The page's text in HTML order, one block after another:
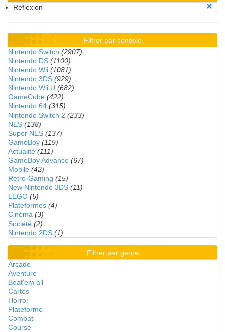
Réflexion
Filtrer par console
Nintendo Switch (2907)
Nintendo DS (1100)
Nintendo Wii (1081)
Nintendo 3DS (929)
Nintendo Wii U (682)
GameCube (422)
Nintendo 64 (315)
Nintendo Switch 2 (233)
NES (138)
Super NES (137)
GameBoy (119)
Actualité (111)
GameBoy Advance (67)
Mobile (42)
Retro-Gaming (15)
New Nintendo 3DS (11)
LEGO (5)
Plateformes (4)
Cinéma (3)
Société (2)
Nintendo 2DS (1)
Filtrer par genre
Arcade
Aventure
Beat'em all
Cartes
Horror
Plateforme
Combat
Course